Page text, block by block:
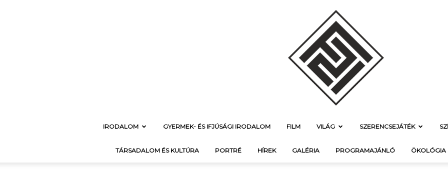
f21.hu
IRODALOM GYERMEK- ÉS IFJÚSÁGI IRODALOM FILM VILÁG SZERENCSEJÁTÉK
TÁRSADALOM ÉS KULTÚRA PORTRÉ HÍREK GALÉRIA PROGRAMAJÁNLÓ ÖKOLÓGIA